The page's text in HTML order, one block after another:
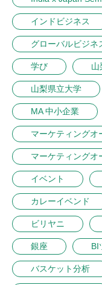
インドビジネス
グローバルビジネ
学び 山
山梨県立大学
MA 中小企業
マーケティングオ
マーケティング
イベント
カレーイベンド
ビリヤニ
銀座 BI
バスケット分析